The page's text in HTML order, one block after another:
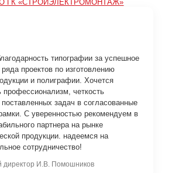
типографии за успешное
проектов по изготовлению
и полиграфии. Хочется
профессионализм, четкость
задач в согласованные
С уверенностью рекомендуем в
партнера на рынке
продукции. надеемся на
сотрудничество!
директор И.В. Помошников